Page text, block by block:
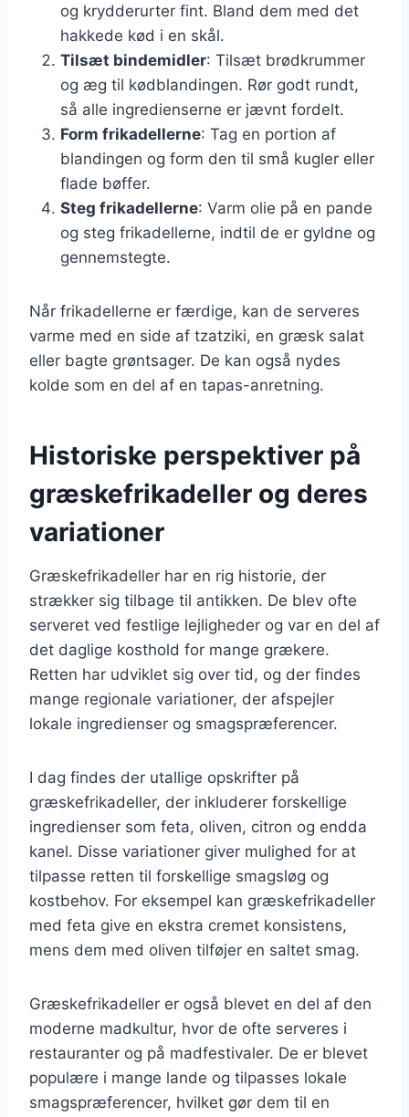
og krydderurter fint. Bland dem med det
hakkede kød i en skål.
Tilsæt bindemidler: Tilsæt brødkrummer
og æg til kødblandingen. Rør godt rundt,
så alle ingredienserne er jævnt fordelt.
Form frikadellerne: Tag en portion af
blandingen og form den til små kugler eller
flade bøffer.
Steg frikadellerne: Varm olie på en pande
og steg frikadellerne, indtil de er gyldne og
gennemstegte.
Når frikadellerne er færdige, kan de serveres
varme med en side af tzatziki, en græsk salat
eller bagte grøntsager. De kan også nydes
kolde som en del af en tapas-anretning.
Historiske perspektiver på
græskefrikadeller og deres
variationer
Græskefrikadeller har en rig historie, der
strækker sig tilbage til antikken. De blev ofte
serveret ved festlige lejligheder og var en del af
det daglige kosthold for mange grækere.
Retten har udviklet sig over tid, og der findes
mange regionale variationer, der afspejler
lokale ingredienser og smagspræferencer.
I dag findes der utallige opskrifter på
græskefrikadeller, der inkluderer forskellige
ingredienser som feta, oliven, citron og endda
kanel. Disse variationer giver mulighed for at
tilpasse retten til forskellige smagsløg og
kostbehov. For eksempel kan græskefrikadeller
med feta give en ekstra cremet konsistens,
mens dem med oliven tilføjer en saltet smag.
Græskefrikadeller er også blevet en del af den
moderne madkultur, hvor de ofte serveres i
restauranter og på madfestivaler. De er blevet
populære i mange lande og tilpasses lokale
smagspræferencer, hvilket gør dem til en